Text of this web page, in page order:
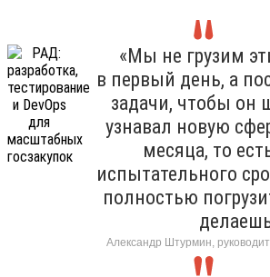
«Мы не грузим
в первый день, а
задачи, чтобы он
узнавал новую
месяца, то
испытательного
полностью
Александр Штурмин,